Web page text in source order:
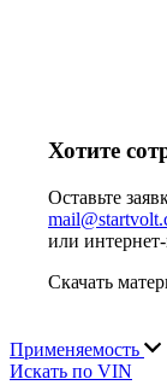
Хотите
Оставьте
или
Скачать
Применяемость
Искать по VIN